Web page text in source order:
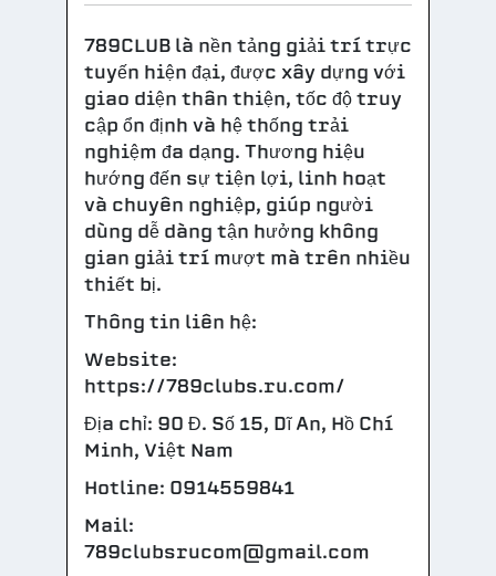
789CLUB là nền tảng giải trí trực
tuyến hiện đại, được xây dựng với
giao diện thân thiện, tốc độ truy
cập ổn định và hệ thống trải
nghiệm đa dạng. Thương hiệu
hướng đến sự tiện lợi, linh hoạt
và chuyên nghiệp, giúp người
dùng dễ dàng tận hưởng không
gian giải trí mượt mà trên nhiều
thiết bị.
Thông tin liên hệ:
Website:
https://789clubs.ru.com/
Địa chỉ: 90 Đ. Số 15, Dĩ An, Hồ Chí
Minh, Việt Nam
Hotline: 0914559841
Mail:
789clubsrucom@gmail.com